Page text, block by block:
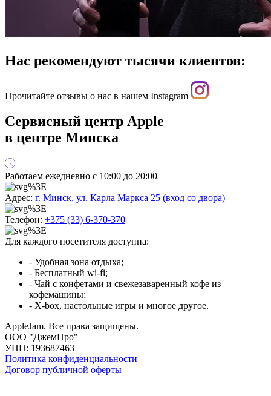
Нас рекомендуют тысячи клиентов:
Прочитайте отзывы о нас в нашем Instagram
Сервисный центр Apple
в центре Минска
Работаем ежедневно с 10:00 до 20:00
Адрес: г. Минск, ул. Карла Маркса 25 (вход со двора)
Телефон: +375 (33) 6-370-370
Для каждого посетителя доступна:
- Удобная зона отдыха;
- Бесплатный wi-fi;
- Чай с конфетами и свежезаваренный кофе из
кофемашины;
- X-box, настольные игры и многое другое.
AppleJam. Все права защищены.
ООО "ДжемПро"
УНП: 193687463
Политика конфиденциальности
Договор публичной оферты